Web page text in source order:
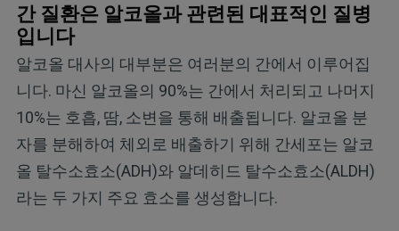
간 질환은 알코올과 관련된 대표적인 질병
입니다
알코올 대사의 대부분은 여러분의 간에서 이루어집
니다. 마신 알코올의 90%는 간에서 처리되고 나머지
10%는 호흡, 땀, 소변을 통해 배출됩니다. 알코올 분
자를 분해하여 체외로 배출하기 위해 간세포는 알코
올 탈수소효소(ADH)와 알데히드 탈수소효소(ALDH)
라는 두 가지 주요 효소를 생성합니다.